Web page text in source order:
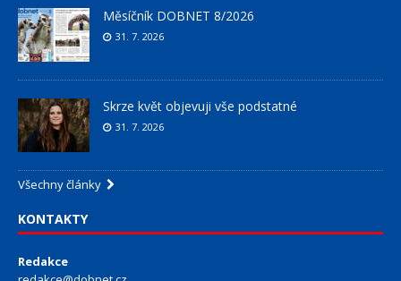
Měsíčník DOBNET 8/2026
31. 7. 2026
Skrze květ objevuji vše podstatné
31. 7. 2026
Všechny články
KONTAKTY
Redakce